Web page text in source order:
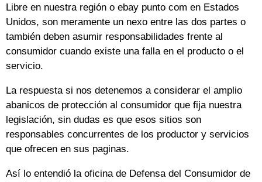
Libre en nuestra región o ebay punto com en Estados
Unidos, son meramente un nexo entre las dos partes o
también deben asumir responsabilidades frente al
consumidor cuando existe una falla en el producto o el
servicio.
La respuesta si nos detenemos a considerar el amplio
abanicos de protección al consumidor que fija nuestra
legislación, sin dudas es que esos sitios son
responsables concurrentes de los productor y servicios
que ofrecen en sus paginas.
Así lo entendió la oficina de Defensa del Consumidor de